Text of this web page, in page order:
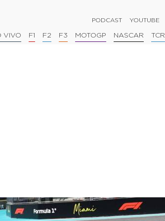
PODCAST YOUTUBE
VIVO F1 F2 F3 MOTOGP NASCAR TCR